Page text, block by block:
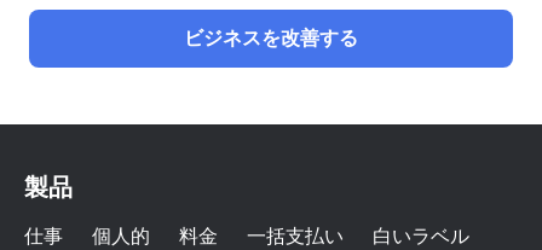
ビジネスを改善する
製品
仕事 個人的 料金 一括支払い
白いラベル